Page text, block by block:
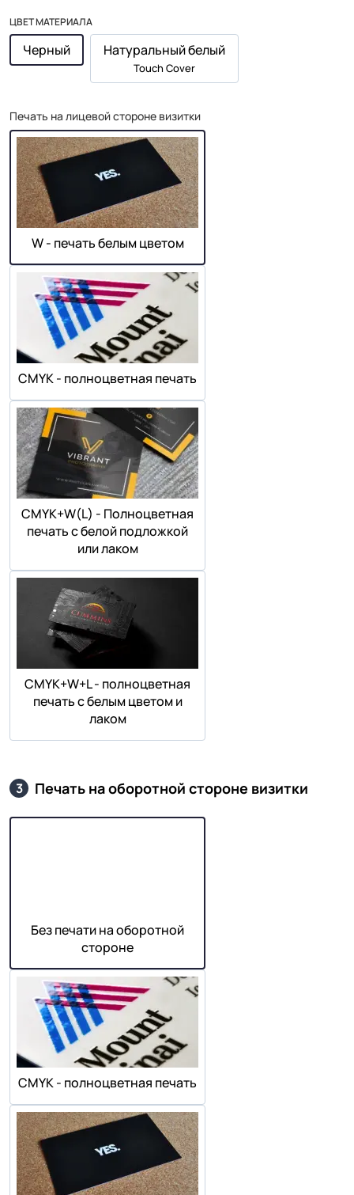
ЦВЕТ МАТЕРИАЛА
Черный Натуральный белый
Touch Cover
Печать на лицевой стороне визитки
W - печать белым цветом
СMYK - полноцветная печать
СMYK+W(L) - Полноцветная
печать с белой подложкой
или лаком
СMYK+W+L - полноцветная
печать с белым цветом и
лаком
3 Печать на оборотной стороне визитки
Без печати на оборотной
стороне
СMYK - полноцветная печать